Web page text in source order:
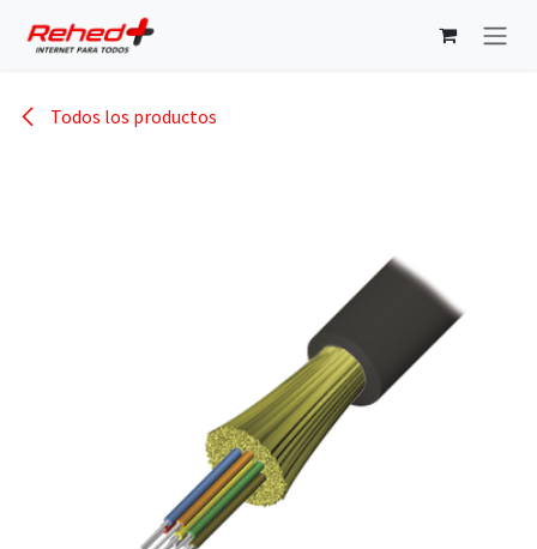
Todos los productos